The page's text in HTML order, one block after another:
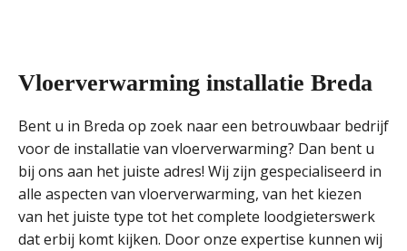
Vloerverwarming installatie Breda
Bent u in Breda op zoek naar een betrouwbaar bedrijf
voor de installatie van vloerverwarming? Dan bent u
bij ons aan het juiste adres! Wij zijn gespecialiseerd in
alle aspecten van vloerverwarming, van het kiezen
van het juiste type tot het complete loodgieterswerk
dat erbij komt kijken. Door onze expertise kunnen wij